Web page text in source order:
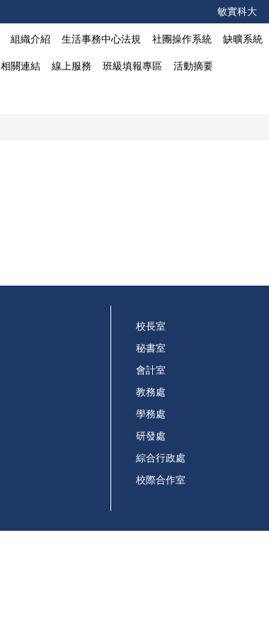
敏實科大
組織介紹 生活事務中心法規 社團操作系統 缺曠系統
相關連結 線上服務 班級填報專區 活動摘要
校長室
秘書室
會計室
教務處
學務處
研發處
綜合行政處
校際合作室